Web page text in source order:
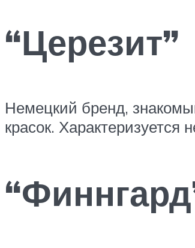
“Церезит”
Немецкий бренд,
красок. Характеризуется